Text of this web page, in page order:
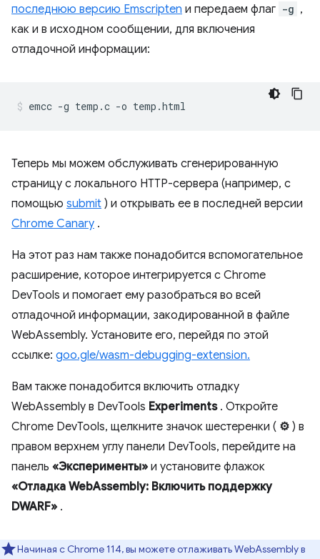
последнюю версию Emscripten и передаем флаг -g ,
как и в исходном сообщении, для включения
отладочной информации:
Теперь мы можем обслуживать сгенерированную
страницу с локального HTTP-сервера (например, с
помощью submit ) и открывать ее в последней версии
Chrome Canary .
На этот раз нам также понадобится вспомогательное
расширение, которое интегрируется с Chrome
DevTools и помогает ему разобраться во всей
отладочной информации, закодированной в файле
WebAssembly. Установите его, перейдя по этой
ссылке: goo.gle/wasm-debugging-extension.
Вам также понадобится включить отладку
WebAssembly в DevTools Experiments. Откройте
Chrome DevTools, щелкните значок шестеренки ( ⚙ ) в
правом верхнем углу панели DevTools, перейдите на
панель «Эксперименты» и установите флажок
«Отладка WebAssembly: Включить поддержку
DWARF» .
Начиная с Chrome 114, вы можете отлаживать WebAssembly в